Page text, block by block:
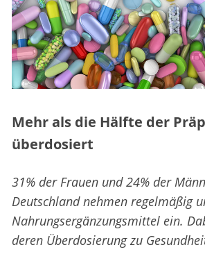
Mehr als die Hälfte der
überdosiert
31% der Frauen und 24% der
Deutschland nehmen regelmäßig
Nahrungsergänzungsmittel ein.
deren Überdosierung zu